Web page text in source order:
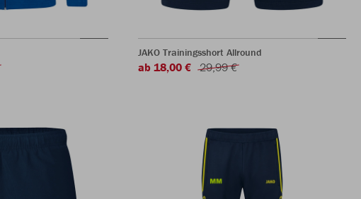
JAKO Trainingsshort Allround
ab 18,00 € 29,99 €